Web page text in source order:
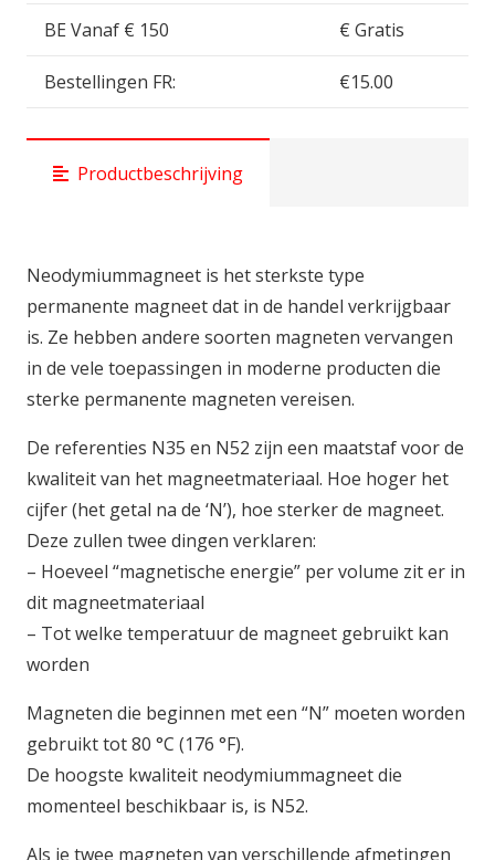
BE Vanaf € 150 € Gratis
Bestellingen FR: €15.00
Productbeschrijving
Neodymiummagneet is het sterkste type
permanente magneet dat in de handel verkrijgbaar
is. Ze hebben andere soorten magneten vervangen
in de vele toepassingen in moderne producten die
sterke permanente magneten vereisen.
De referenties N35 en N52 zijn een maatstaf voor de
kwaliteit van het magneetmateriaal. Hoe hoger het
cijfer (het getal na de ‘N’), hoe sterker de magneet.
Deze zullen twee dingen verklaren:
– Hoeveel “magnetische energie” per volume zit er in
dit magneetmateriaal
– Tot welke temperatuur de magneet gebruikt kan
worden
Magneten die beginnen met een “N” moeten worden
gebruikt tot 80 °C (176 °F).
De hoogste kwaliteit neodymiummagneet die
momenteel beschikbaar is, is N52.
Als je twee magneten van verschillende afmetingen